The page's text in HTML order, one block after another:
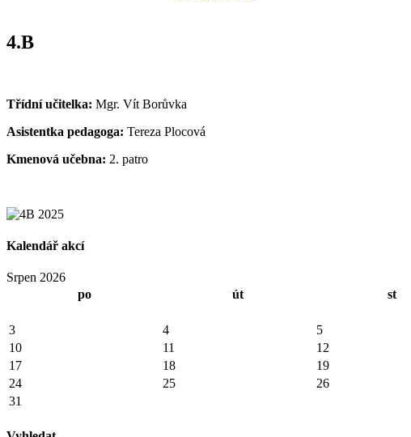
4.B
Třídní učitelka: Mgr. Vít Borůvka
Asistentka pedagoga: Tereza Plocová
Kmenová učebna: 2. patro
Kalendář akcí
Srpen 2026
po
út st
3
4 5
10
11 12
17
18 19
24
25 26
31